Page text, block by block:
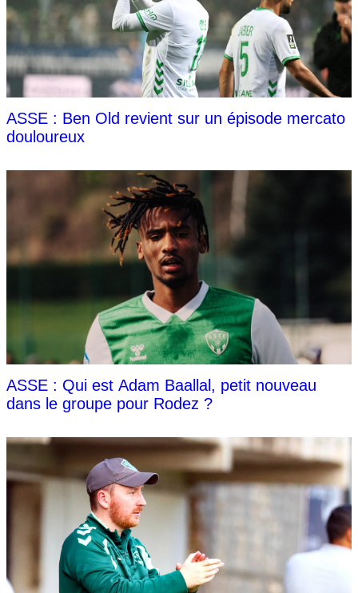
ASSE : Ben Old revient sur un épisode mercato
douloureux
ASSE : Qui est Adam Baallal, petit nouveau
dans le groupe pour Rodez ?